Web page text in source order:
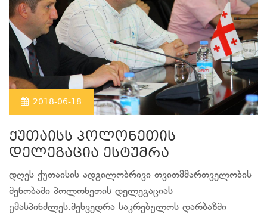
2018-06-18
ქუთაისს პოლონეთის
დელეგაცია ესტუმრა
დღეს ქუთაისის ადგილობრივი თვითმმართველობის
შენობაში პოლონეთის დელეგაციას
უმასპინძლეს.შეხვედრა საკრებულოს დარბაზში